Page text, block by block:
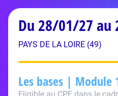
Du 28/01/27 au
PAYS DE LA LOIRE (49)
Les bases |